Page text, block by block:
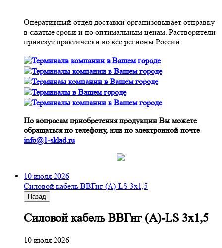
Оперативный отдел доставки организовывает отправку
в сжатые сроки и по оптимальным ценам. Растворители
привезут практически во все регионы России.
По вопросам приобретения продукции Вы можете
обращаться по телефону, или по электронной почте
info@1-sklad.ru
10 июля 2026
Cиловой кабель ВВГнг (A)-LS 3х1,5
Назад
Cиловой кабель ВВГнг (A)-LS 3х1,5
10 июля 2026